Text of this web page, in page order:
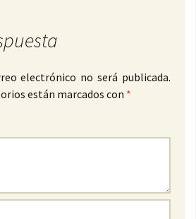
electrónico no será publicada.
están marcados con *